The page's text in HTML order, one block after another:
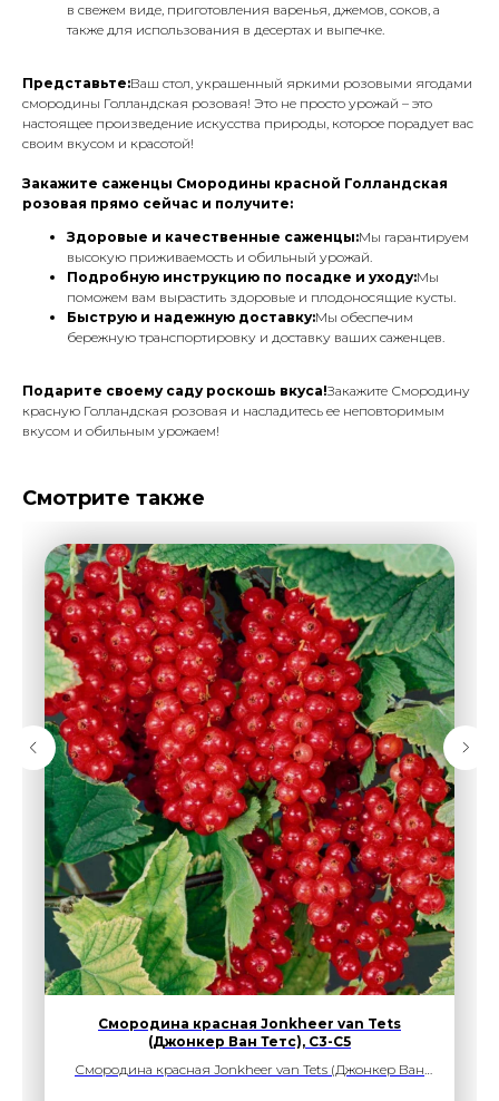
в свежем виде, приготовления варенья, джемов, соков, а
также для использования в десертах и выпечке.
Представьте:Ваш стол, украшенный яркими розовыми ягодами
смородины Голландская розовая! Это не просто урожай – это
настоящее произведение искусства природы, которое порадует вас
своим вкусом и красотой!
Закажите саженцы Смородины красной Голландская
розовая прямо сейчас и получите:
Здоровые и качественные саженцы:Мы гарантируем
высокую приживаемость и обильный урожай.
Подробную инструкцию по посадке и уходу:Мы
поможем вам вырастить здоровые и плодоносящие кусты.
Быструю и надежную доставку:Мы обеспечим
бережную транспортировку и доставку ваших саженцев.
Подарите своему саду роскошь вкуса!Закажите Смородину
красную Голландская розовая и насладитесь ее неповторимым
вкусом и обильным урожаем!
Смотрите также
Смородина красная Jonkheer van Tets
(Джонкер Ван Тетс), С3-С5
Смородина красная Jonkheer van Tets (Джонкер Ван